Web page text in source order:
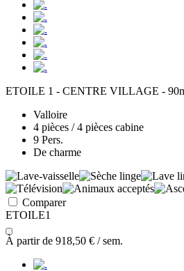
ETOILE 1 - CENTRE VILLAGE -
Valloire
4 pièces / 4 pièces cabine
9 Pers.
De charme
Comparer
ETOILE1
À partir de 918,50 € / sem.